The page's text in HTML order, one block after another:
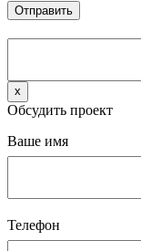
x
Обсудить проект
Ваше имя
Телефон